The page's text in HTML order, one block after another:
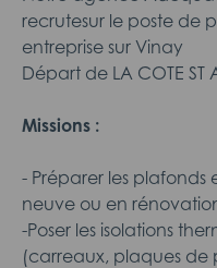
recrutesur le poste de
entreprise sur Vinay
Départ de LA COTE ST
Missions :
- Préparer les plafonds
neuve ou en
-Poser les isolations
(carreaux, plaques de